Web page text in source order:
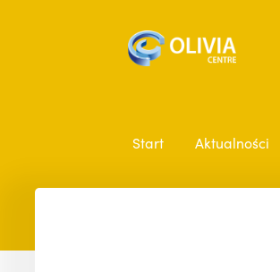
Start Aktualności